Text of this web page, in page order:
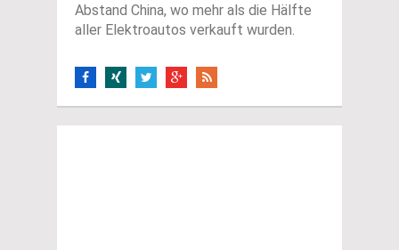
Abstand China, wo mehr als die Hälfte
aller Elektroautos verkauft wurden.